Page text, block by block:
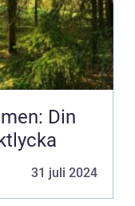
Din
31 juli 2024